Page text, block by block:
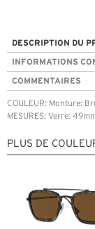
DESCRIPTION DU
INFORMATIONS
COMMENTAIRES
COULEUR: Monture:
MESURES: Verre:
PLUS DE